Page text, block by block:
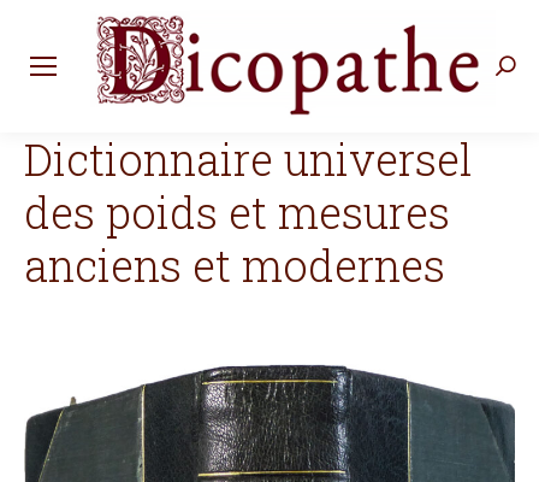
Dictionnaire universel
des poids et mesures
anciens et modernes